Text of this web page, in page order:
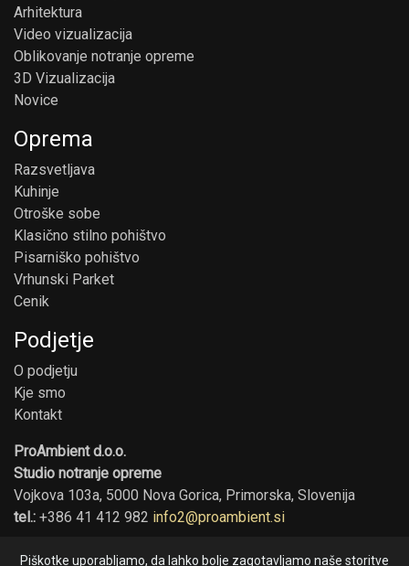
Arhitektura
Video vizualizacija
Oblikovanje notranje opreme
3D Vizualizacija
Novice
Oprema
Razsvetljava
Kuhinje
Otroške sobe
Klasično stilno pohištvo
Pisarniško pohištvo
Vrhunski Parket
Cenik
Podjetje
O podjetju
Kje smo
Kontakt
ProAmbient d.o.o.
Studio notranje opreme
Vojkova 103a, 5000 Nova Gorica, Primorska, Slovenija
tel.: +386 41 412 982 info2@proambient.si
Piškotke uporabljamo, da lahko bolje zagotavljamo naše storitve